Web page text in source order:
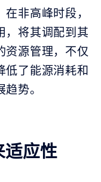
非高峰时段，
，将其调配到其
资源管理，不仅
低了能源消耗和
势。
适应性